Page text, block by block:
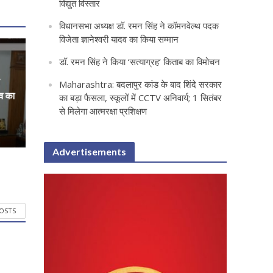
का
विद्युत विस्तार
विधानसभा अध्यक्ष डॉ. रमन सिंह ने कॉमनवेल्थ पदक
विजेता ज्ञानेश्वरी यादव का किया सम्मान
डॉ. रमन सिंह ने किया ‘सत्याग्रह‘ किताब का विमोचन
Maharashtra: बदलापुर कांड के बाद शिंदे सरकार
का बड़ा फैसला, स्कूलों में CCTV अनिवार्य; 1 सितंबर
से मिलेगा आत्मरक्षा प्रशिक्षण
Advertisements